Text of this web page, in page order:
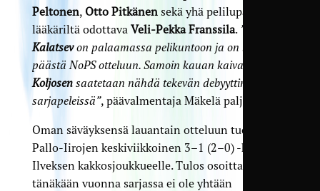
Peltonen, Otto Pitkänen sekä yhä pelilupaa
lääkäriltä odottava Veli-Pekka Franssila. ”
Kalatsevon palaamassa pelikuntoon ja on lähellä jo
päästä NoPS otteluun. Samoin kauan kaivatun
Koljosensaatetaan nähdä tekevän debyyttinsä
sarjapeleissä”, päävalmentaja Mäkelä paljastaa.
Oman säväyksensä lauantain otteluun tuo myös
Pallo-Iirojen keskiviikkoinen 3–1 (2–0) -häviö
Ilveksen kakkosjoukkueelle. Tulos osoittaa, että
tänäkään vuonna sarjassa ei ole yhtään